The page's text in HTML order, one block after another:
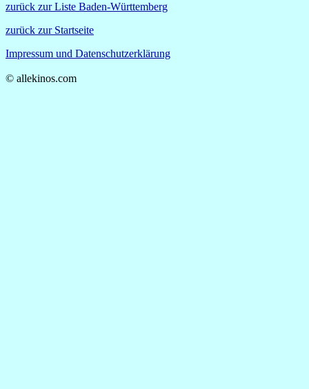
zurück zur Liste Baden-Württemberg
zurück zur Startseite
Impressum und Datenschutzerklärung
© allekinos.com